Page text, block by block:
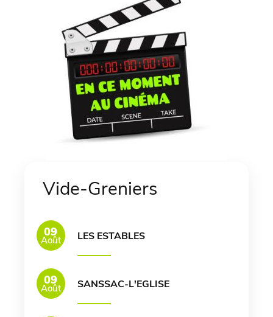
Vide-Greniers
09
Août LES ESTABLES
09
Août SANSSAC-L'EGLISE